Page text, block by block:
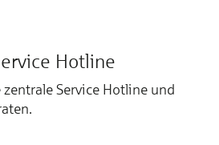
Hotline
zentrale Service Hotline und